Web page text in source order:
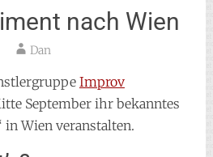
nach Wien
Dan
Improv
September ihr bekanntes
Wien veranstalten.